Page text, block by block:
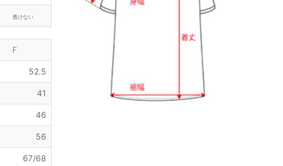
透けない
F
52.5
41
46
56
67/68